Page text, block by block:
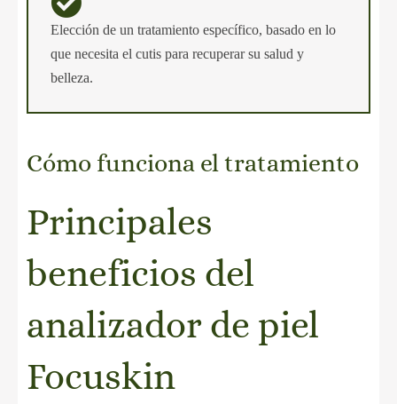
Elección de un tratamiento específico, basado en lo
que necesita el cutis para recuperar su salud y
belleza.
Cómo funciona el tratamiento
Principales
beneficios del
analizador de piel
Focuskin